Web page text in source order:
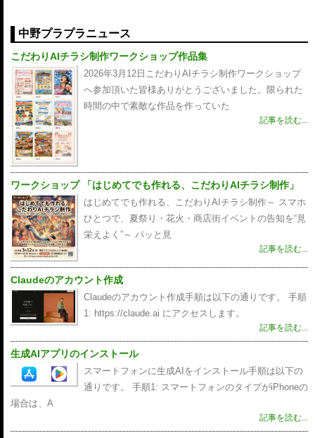
中野プラプラニュース
こだわりAIチラシ制作ワークショップ作品集
2026年3月12日こだわりAIチラシ制作ワークショップ
へ参加頂いた皆様ありがとうございました。限られた
時間の中で素敵な作品を作っていた
記事を読む...
ワークショップ 「はじめてでも作れる、こだわりAIチラシ制作」
はじめてでも作れる、こだわりAIチラシ制作～ スマホ
ひとつで、夏祭り・花火・商店街イベントの告知を“見
栄えよく”～ パッと見
記事を読む...
Claudeのアカウント作成
Claudeのアカウント作成手順は以下の通りです。 手順
1: https://claude.ai にアクセスします。
記事を読む...
生成AIアプリのインストール
スマートフォンに生成AIをインストール手順は以下の
通りです。 手順1: スマートフォンのタイプがiPhoneの
場合は、A
記事を読む...